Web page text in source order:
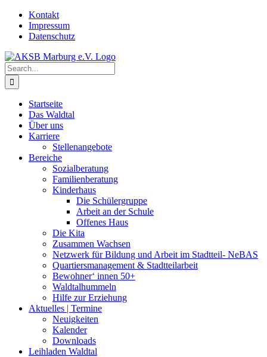
Skip
content
Kontakt
Impressum
Datenschutz
Search
for:
Startseite
Das Waldtal
Über uns
Karriere
Stellenangebote
Bereiche
Sozialberatung
Familienberatung
Kinderhaus
Die Schülergruppe
Arbeit an der Schule
Offenes Haus
Die Kita
Zusammen Wachsen
Netzwerk für Bildung und Arbeit im Stadtteil- NeBAS
Quartiersmanagement & Stadtteilarbeit
Bewohner‘ innen 50+
Waldtalhummeln
Hilfe zur Erziehung
Aktuelles | Termine
Neuigkeiten
Kalender
Downloads
Leihladen Waldtal